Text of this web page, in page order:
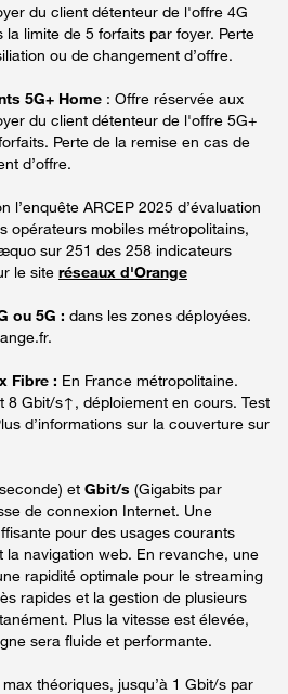
du client détenteur de l'offre 4G
la limite de 5 forfaits par foyer. Perte
ou de changement d’offre.
5G+ Home : Offre réservée aux
du client détenteur de l'offre 5G+
Perte de la remise en cas de
d’offre.
l’enquête ARCEP 2025 d’évaluation
opérateurs mobiles métropolitains,
sur 251 des 258 indicateurs
le site réseaux d'Orange
ou 5G : dans les zones déployées.
Fibre : En France métropolitaine.
8 Gbit/s↑, déploiement en cours. Test
d’informations sur la couverture sur
et Gbit/s (Gigabits par
de connexion Internet. Une
pour des usages courants
la navigation web. En revanche, une
rapidité optimale pour le streaming
rapides et la gestion de plusieurs
Plus la vitesse est élevée,
sera fluide et performante.
max théoriques, jusqu’à 1 Gbit/s par